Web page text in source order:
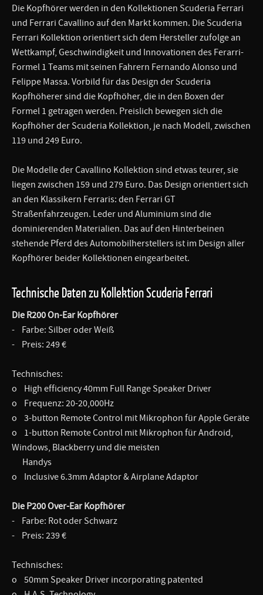
Die Kopfhörer werden in den Kollektionen Scuderia Ferrari
und Ferrari Cavallino auf den Markt kommen. Die Scuderia
Ferrari Kollektion orientiert sich dem Hersteller zufolge an
Wettkampf, Geschwindigkeit und Innovationen des Ferarri-
Formel 1 Teams mit seinen Fahrern Fernando Alonso und
Felippe Massa. Vorbild für das Design der Scuderia
Kopfhöherer sind die Kopfhöher, die in den Boxen der
Formel 1 getragen werden. Preislich bewegen sich die
Kopfhöher der Scuderia Kollektion, je nach Modell, zwischen
119 und 249 Euro.
Die Modelle der Cavallino Kollektion sind etwas teurer, sie
liegen zwischen 159 und 279 Euro. Das Design orientiert sich
an den Klassikern Ferraris: den Ferrari GT
Straßenfahrzeugen. Leder und Aluminium sind die
dominierenden Materialien. Das auf den Hinterbeinen
stehende Pferd des Automobilherstellers ist im Design aller
Kopfhörer beider Kollektionen eingearbeitet.
Technische Daten zu Kollektion Scuderia Ferrari
Die R200 On-Ear Kopfhörer
- Farbe: Silber oder Weiß
- Preis: 249 €
Technisches:
o High efficiency 40mm Full Range Speaker Driver
o Frequenz: 20-20,000Hz
o 3-button Remote Control mit Mikrophon für Apple Geräte
o 1-button Remote Control mit Mikrophon für Android,
Windows, Blackberry und die meisten
Handys
o Inclusive 6.3mm Adaptor & Airplane Adaptor
Die P200 Over-Ear Kopfhörer
- Farbe: Rot oder Schwarz
- Preis: 239 €
Technisches:
o 50mm Speaker Driver incorporating patented